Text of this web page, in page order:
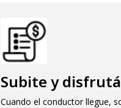
Subite y disfrutá
Cuando el conductor llegue,